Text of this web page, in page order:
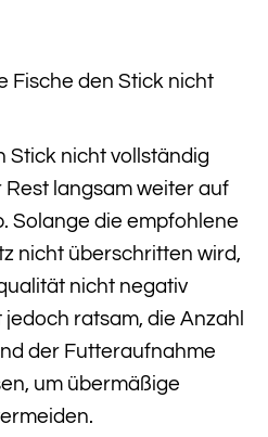
Fische den Stick nicht
Stick nicht vollständig
langsam weiter auf
Solange die empfohlene
nicht überschritten wird,
nicht negativ
ratsam, die Anzahl
der Futteraufnahme
um übermäßige